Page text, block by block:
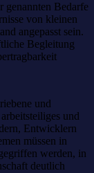
genannten Bedarfe
von kleinen
angepasst sein.
Begleitung
und
und
Entwicklern
müssen in
werden, in
deutlich